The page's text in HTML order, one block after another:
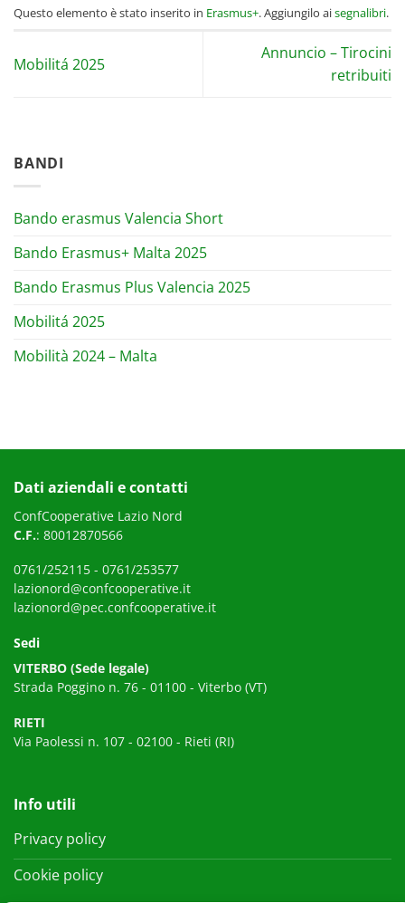
Questo elemento è stato inserito in Erasmus+. Aggiungilo aisegnalibri.
Mobilitá 2025
Annuncio – Tirocini
retribuiti
BANDI
Bando erasmus Valencia Short
Bando Erasmus+ Malta 2025
Bando Erasmus Plus Valencia 2025
Mobilitá 2025
Mobilità 2024 – Malta
Dati aziendali e contatti
ConfCooperative Lazio Nord
C.F.: 80012870566
0761/252115 - 0761/253577
lazionord@confcooperative.it
lazionord@pec.confcooperative.it
Sedi
VITERBO (Sede legale)
Strada Poggino n. 76 - 01100 - Viterbo (VT)
RIETI
Via Paolessi n. 107 - 02100 - Rieti (RI)
Info utili
Privacy policy
Cookie policy